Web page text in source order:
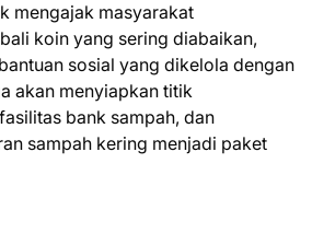
mengajak masyarakat
koin yang sering diabaikan,
sosial yang dikelola dengan
akan menyiapkan titik
bank sampah, dan
sampah kering menjadi paket